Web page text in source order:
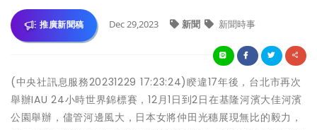
推廣新聞稿 Dec 29,2023 新聞 新聞時事
(中央社訊息服務20231229 17:23:24)睽違17年後，台北市再次
舉辦IAU 24小時世界錦標賽，12月1日到2日在基隆河濱大佳河濱
公園舉辦，儘管河邊風大，日本女將仲田光穗展現無比的毅力，